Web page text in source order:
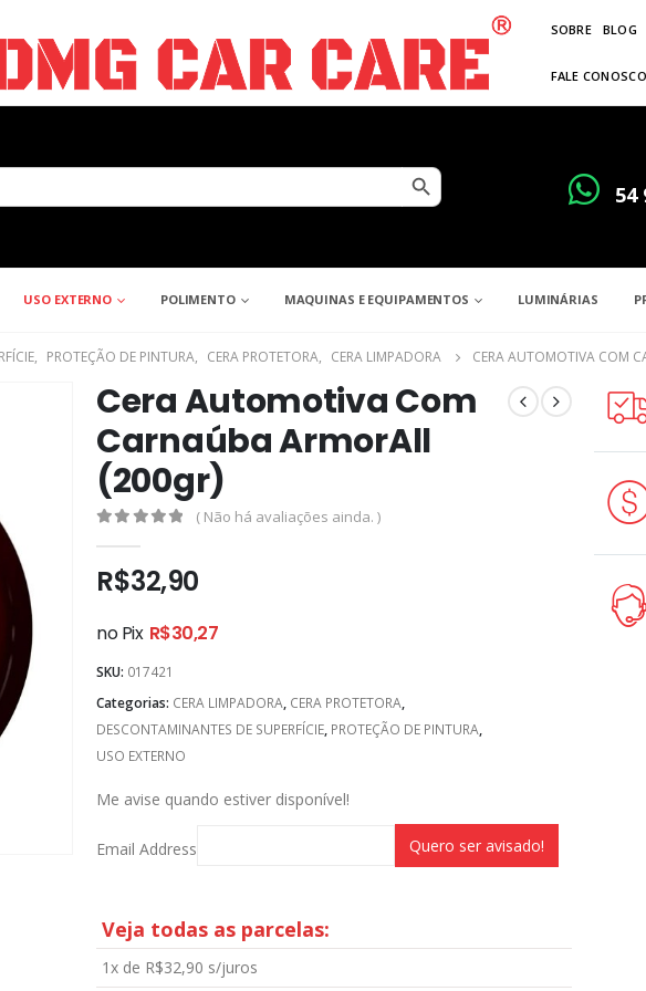
SOBRE BLOG
FALE
Search Button
54
USO EXTERNO POLIMENTO MAQUINAS E EQUIPAMENTOS LUMINÁRIAS
, PROTEÇÃO DE PINTURA, CERA PROTETORA, CERA LIMPADORA CERA AUTOMOTIVA COM
Cera Automotiva Com
Carnaúba ArmorAll
(200gr)
( Não há avaliações ainda. )
R$32,90
no Pix R$30,27
SKU: 017421
Categorias: CERA LIMPADORA, CERA PROTETORA,
DESCONTAMINANTES DE SUPERFÍCIE, PROTEÇÃO DE PINTURA,
USO EXTERNO
Me avise quando estiver disponível!
Email Address
Veja todas as parcelas:
1x de R$32,90 s/juros